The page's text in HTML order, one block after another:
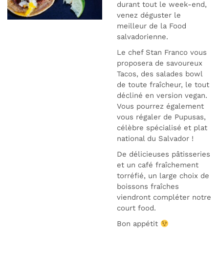
durant tout le week-end,
venez déguster le
meilleur de la Food
salvadorienne.
Le chef Stan Franco vous
proposera de savoureux
Tacos, des salades bowl
de toute fraîcheur, le tout
décliné en version vegan.
Vous pourrez également
vous régaler de Pupusas,
célèbre spécialisé et plat
national du Salvador !
De délicieuses pâtisseries
et un café fraîchement
torréfié, un large choix de
boissons fraîches
viendront compléter notre
court food.
Bon appétit